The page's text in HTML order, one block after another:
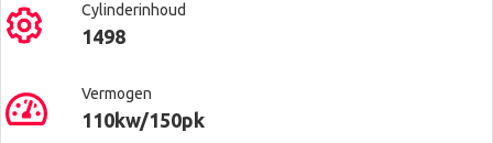
Cylinderinhoud
1498
Vermogen
110kw/150pk